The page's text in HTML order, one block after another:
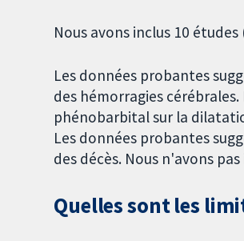
Nous avons inclus 10
Les données probantes
des hémorragies
phénobarbital sur la
Les données probantes
des décès. Nous n'avons
Quelles sont les